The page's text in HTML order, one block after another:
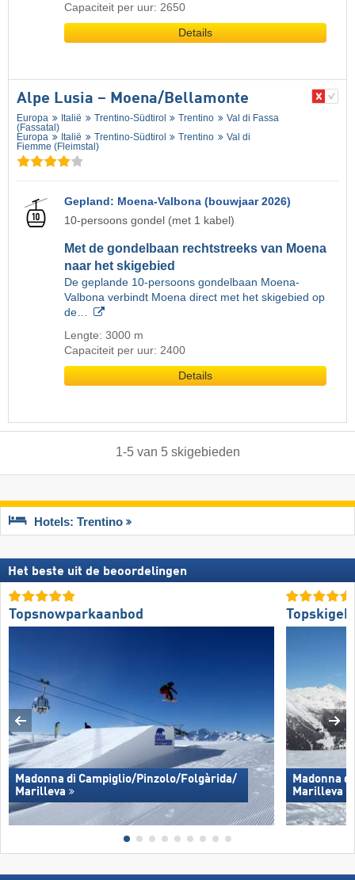
Capaciteit per uur: 2650
Details
Alpe Lusia – Moena/​Bellamonte
Europa Italië Trentino-Südtirol Trentino
Val di Fassa
(Fassatal)
Europa
Italië Trentino-Südtirol Trentino
Val di
Fiemme (Fleimstal)
Gepland: Moena-Valbona (bouwjaar 2026)
10-persoons gondel (met 1 kabel)
Met de gondelbaan rechtstreeks van Moena
naar het skigebied
De geplande 10-persoons gondelbaan Moena-
Valbona verbindt Moena direct met het skigebied op
de…
Lengte: 3000 m
Capaciteit per uur: 2400
Details
1-5van 5 skigebieden
Hotels: Trentino
Het beste uit de beoordelingen
Topsnowparkaanbod
Madonna di Campiglio/​Pinzolo/​Folgàrida/​
Marilleva
Madonna
Marilleva